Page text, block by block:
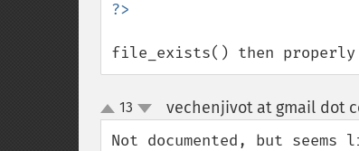
file_exists() then
up
down
13 vechenjivot at gmail dot
Not documented, but